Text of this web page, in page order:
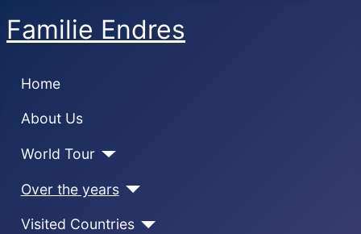
Familie Endres
Home
About Us
World Tour
Over the years
Visited Countries